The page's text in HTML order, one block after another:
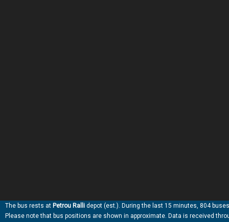
The bus rests at Petrou Ralli depot (est.). During the last 15 minutes, 804
Please note that bus positions are shown in approximate. Data is received